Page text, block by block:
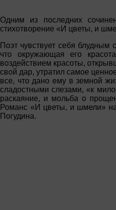
Одним из последних
стихотворение «И цветы, и
Поэт чувствует себя
что окружающая его
воздействием красоты,
свой дар, утратил самое
все, что дано ему в земной
сладостными слезами, «к
раскаяние, и мольба о
Романс «И цветы, и шмели»
Погудина.